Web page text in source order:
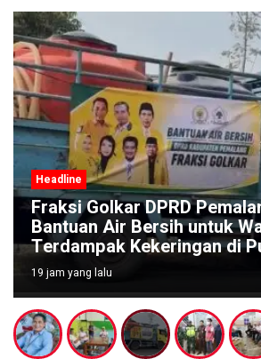
Headline
Fraksi Golkar DPRD
Bantuan Air Bersih untuk
Terdampak Kekeringan di
19 jam yang lalu